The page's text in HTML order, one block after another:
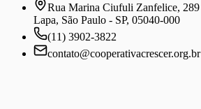
Rua Marina Ciufuli Zanfelice, 289
Lapa, São Paulo - SP, 05040-000
(11) 3902-3822
contato@cooperativacrescer.org.br